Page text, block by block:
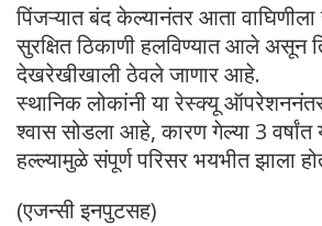
पिंजऱ्यात बंद केल्यानंतर आता वाघिणीला
सुरक्षित ठिकाणी हलविण्यात आले असून
देखरेखीखाली ठेवले जाणार आहे.
स्थानिक लोकांनी या रेस्क्यू
श्वास सोडला आहे, कारण गेल्या 3 वर्षांत
हल्ल्यामुळे संपूर्ण परिसर भयभीत झाला
(एजन्सी इनपुटसह)